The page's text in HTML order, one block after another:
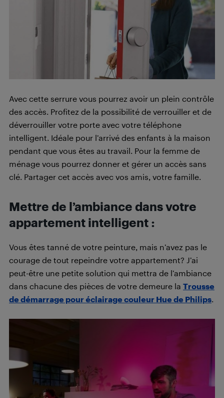
Avec cette serrure vous pourrez avoir un plein contrôle
des accès. Profitez de la possibilité de verrouiller et de
déverrouiller votre porte avec votre téléphone
intelligent. Idéale pour l’arrivé des enfants à la maison
pendant que vous êtes au travail. Pour la femme de
ménage vous pourrez donner et gérer un accès sans
clé. Partager cet accès avec vos amis, votre famille.
Mettre de l’ambiance dans votre
appartement intelligent :
Vous êtes tanné de votre peinture, mais n’avez pas le
courage de tout repeindre votre appartement? J’ai
peut-être une petite solution qui mettra de l’ambiance
dans chacune des pièces de votre demeure la Trousse
de démarrage pour éclairage couleur Hue de Philips